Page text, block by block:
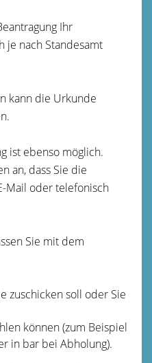
Ihr
je nach Standesamt
kann die Urkunde
ist ebenso möglich.
an, dass Sie die
Mail oder telefonisch
Sie mit dem
zuschicken soll oder Sie
können (zum Beispiel
in bar bei Abholung).